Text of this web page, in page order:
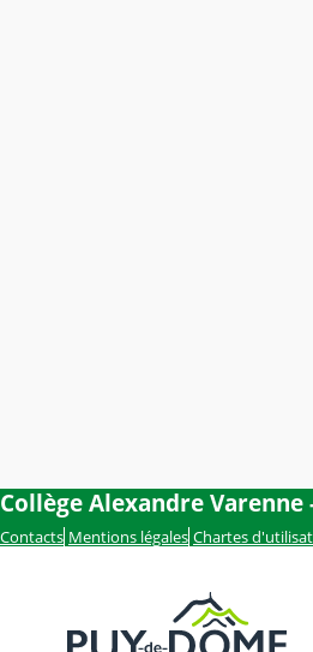
Collège Alexandre Varenne -
Contacts Mentions légales Chartes